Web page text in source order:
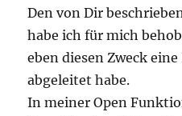
Den von Dir
habe ich für mich
eben diesen Zweck
abgeleitet habe.
In meiner Open